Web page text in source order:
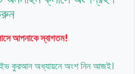
আপনাকে স্বাগতম!
কুরআন অধ্যায়নে অংশ নিন আজই।